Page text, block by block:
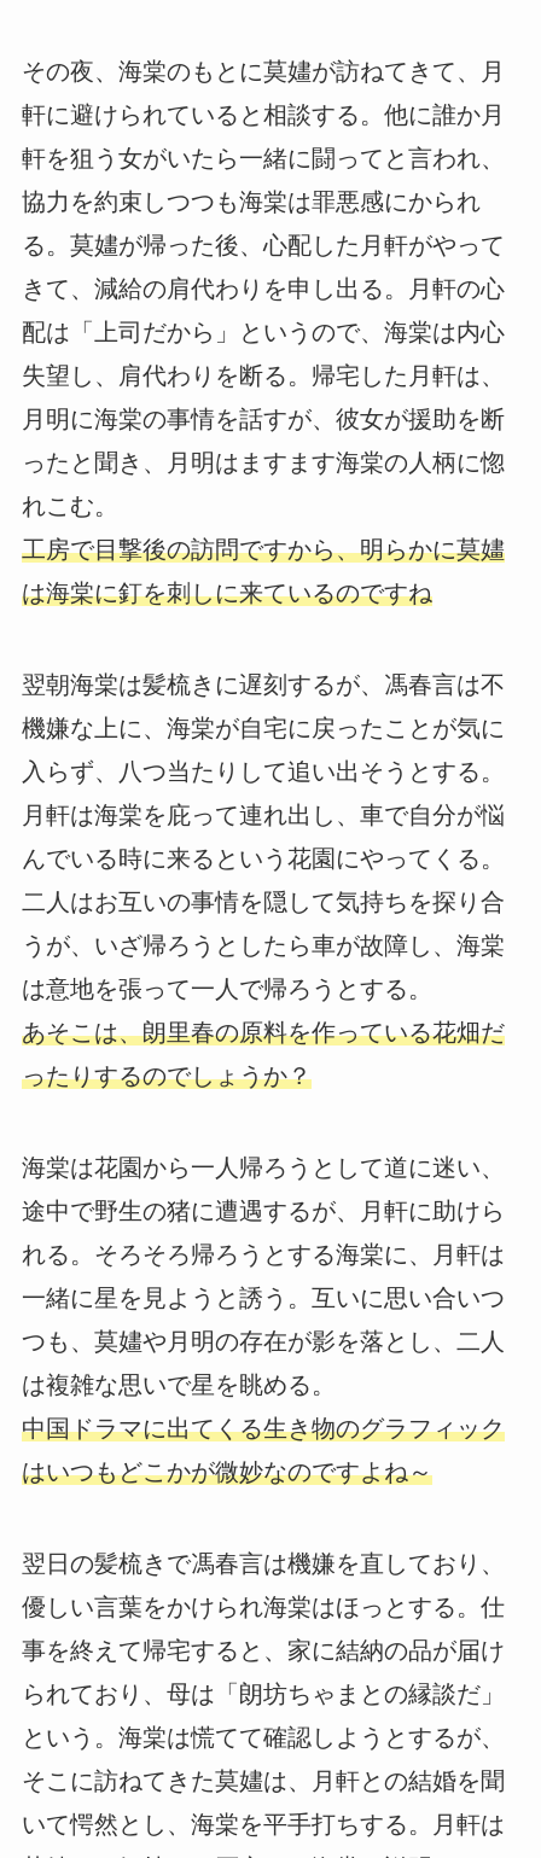
その夜、海棠のもとに莫嫿が訪ねてきて、月
軒に避けられていると相談する。他に誰か月
軒を狙う女がいたら一緒に闘ってと言われ、
協力を約束しつつも海棠は罪悪感にかられ
る。莫嫿が帰った後、心配した月軒がやって
きて、減給の肩代わりを申し出る。月軒の心
配は「上司だから」というので、海棠は内心
失望し、肩代わりを断る。帰宅した月軒は、
月明に海棠の事情を話すが、彼女が援助を断
ったと聞き、月明はますます海棠の人柄に惚
れこむ。
工房で目撃後の訪問ですから、明らかに莫嫿
は海棠に釘を刺しに来ているのですね
翌朝海棠は髪梳きに遅刻するが、馮春言は不
機嫌な上に、海棠が自宅に戻ったことが気に
入らず、八つ当たりして追い出そうとする。
月軒は海棠を庇って連れ出し、車で自分が悩
んでいる時に来るという花園にやってくる。
二人はお互いの事情を隠して気持ちを探り合
うが、いざ帰ろうとしたら車が故障し、海棠
は意地を張って一人で帰ろうとする。
あそこは、朗里春の原料を作っている花畑だ
ったりするのでしょうか？
海棠は花園から一人帰ろうとして道に迷い、
途中で野生の猪に遭遇するが、月軒に助けら
れる。そろそろ帰ろうとする海棠に、月軒は
一緒に星を見ようと誘う。互いに思い合いつ
つも、莫嫿や月明の存在が影を落とし、二人
は複雑な思いで星を眺める。
中国ドラマに出てくる生き物のグラフィック
はいつもどこかが微妙なのですよね～
翌日の髪梳きで馮春言は機嫌を直しており、
優しい言葉をかけられ海棠はほっとする。仕
事を終えて帰宅すると、家に結納の品が届け
られており、母は「朗坊ちゃまとの縁談だ」
という。海棠は慌てて確認しようとするが、
そこに訪ねてきた莫嫿は、月軒との結婚を聞
いて愕然とし、海棠を平手打ちする。月軒は